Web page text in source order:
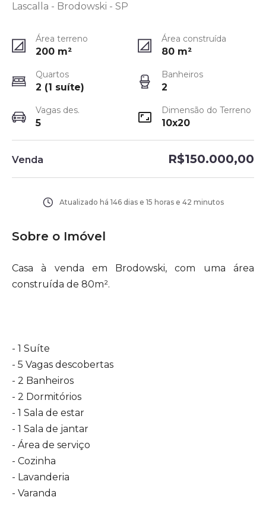
Lascalla - Brodowski - SP
Área terreno
200 m²
Área construída
80 m²
Quartos
2 (1 suíte)
Banheiros
2
Vagas des.
5
Dimensão do Terreno
10x20
Venda R$150.000,00
Atualizado há 146 dias e 15 horas e 42 minutos
Sobre o Imóvel
Casa à venda em Brodowski, com uma área
construída de 80m².
- 1 Suíte
- 5 Vagas descobertas
- 2 Banheiros
- 2 Dormitórios
- 1 Sala de estar
- 1 Sala de jantar
- Área de serviço
- Cozinha
- Lavanderia
- Varanda